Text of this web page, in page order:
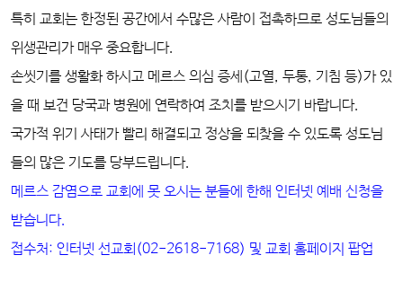
특히 교회는 한정된 공간에서 수많은 사람이 접촉하므로 성도님들의
위생관리가 매우 중요합니다.
손씻기를 생활화 하시고 메르스 의심 증세(고열, 두통, 기침 등)가 있
을 때 보건 당국과 병원에 연락하여 조치를 받으시기 바랍니다.
국가적 위기 사태가 빨리 해결되고 정상을 되찾을 수 있도록 성도님
들의 많은 기도를 당부드립니다.
메르스 감염으로 교회에 못 오시는 분들에 한해 인터넷 예배 신청을
받습니다.
접수처: 인터넷 선교회(02-2618-7168) 및 교회 홈페이지 팝업